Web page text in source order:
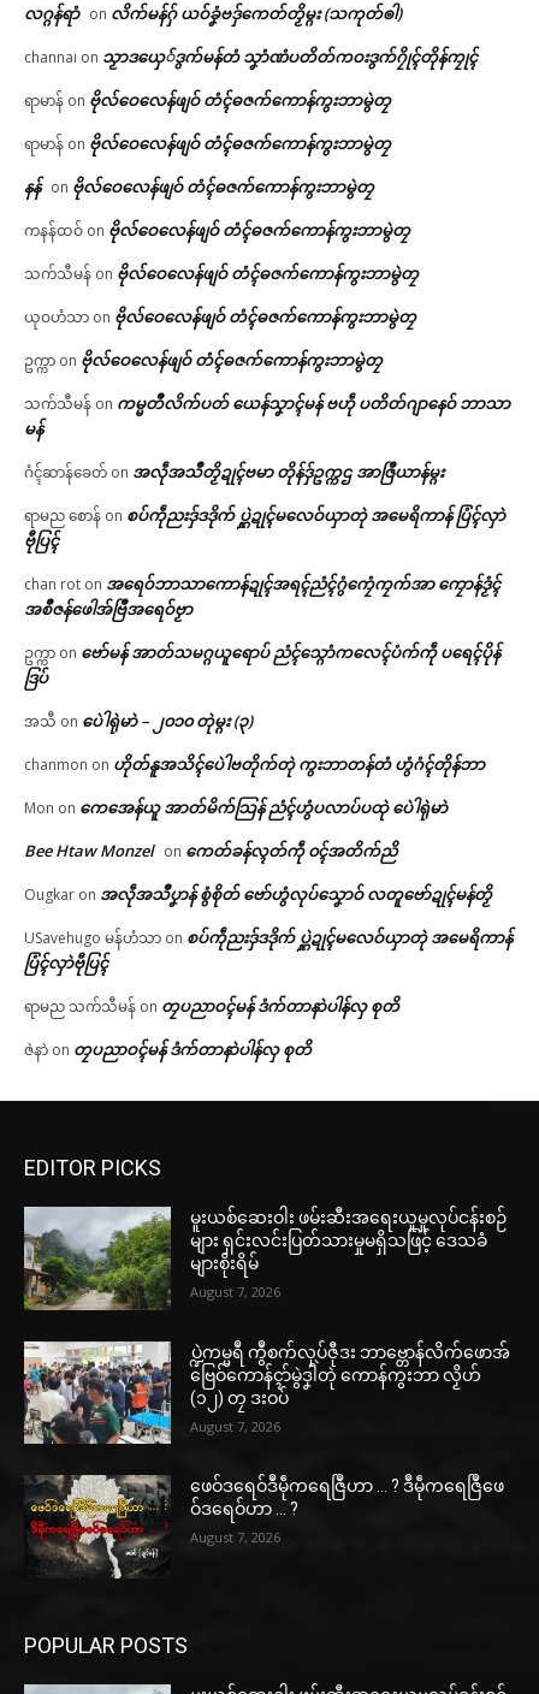
လဂ္ဂန်ရာံ on လိက်မန်ဂှ် ယဝ်ခၞံဗဒှ်ကေတ်တၟိမ္ဂး (သကုတ်ၜါ)
channai on သၟာဒယှေ်ဒွက်မန်တံ သၞာံဏံပတိတ်ကဝးဒွက်ဂၠိုၚ်တိုန်ကၠုၚ်
ရာမာန် on ဗိုလ်ဝေလေန်ဖျဝ် တံၚ်ဓဇက်ကောန်ကွးဘာမွဲတၠ
ရာမာန် on ဗိုလ်ဝေလေန်ဖျဝ် တံၚ်ဓဇက်ကောန်ကွးဘာမွဲတၠ
နန် on ဗိုလ်ဝေလေန်ဖျဝ် တံၚ်ဓဇက်ကောန်ကွးဘာမွဲတၠ
ကနန်ထဝ် on ဗိုလ်ဝေလေန်ဖျဝ် တံၚ်ဓဇက်ကောန်ကွးဘာမွဲတၠ
သက်သီမန် on ဗိုလ်ဝေလေန်ဖျဝ် တံၚ်ဓဇက်ကောန်ကွးဘာမွဲတၠ
ယုဝဟံသာ on ဗိုလ်ဝေလေန်ဖျဝ် တံၚ်ဓဇက်ကောန်ကွးဘာမွဲတၠ
ဥက္ကာ on ဗိုလ်ဝေလေန်ဖျဝ် တံၚ်ဓဇက်ကောန်ကွးဘာမွဲတၠ
သက်သီမန် on ကမ္မတဳလိက်ပတ် ယေန်သၞာၚ်မန် ဗဟဵု ပတိတ်ဂျာနေဝ် ဘာသာ
မန်
ဂံၚ်ဆာန်ခေတ် on အလဵုအသဳတၟိဍုၚ်ဗမာ တိုန်ဒှ်ဥက္ကဌ အာဇြဳယာန်မ္ဂး
ရာမည စောန် on စပ်ကဵုညးဒှ်ဒဒိုက် ပ္ဋဲဍုၚ်မလေဝ်ယှာတုဲ အမေရိကာန် ပြံၚ်လှာဲ
ဗီုပြၚ်
chan rot on အရေဝ်ဘာသာကောန်ဍုၚ်အရၚ်ညံၚ်ဂွံကၠေံကၠက်အာ ကၠောန်ဒၟံၚ်
အစဳဇန်ဖေါအ်ဗြဳအရေဝ်ဗၟာ
ဥက္ကာ on ဗော်မန် အာတ်သမဂ္ဂယူရောပ် ညံၚ်သ္ဂောံကလေၚ်ပံက်ကဵု ပရေၚ်ပိုန်
ဒြပ်
အသီ on ပေဲါရုဲမာဲ – ၂၀၁၀ တုဲမ္ဂး (၃)
chanmon on ဟိုတ်နူအသိၚ်ပေဲါဗတိုက်တုဲ ကွးဘာတန်တံ ဟွံဂံၚ်တိုန်ဘာ
Mon on ကေအေန်ယူ အာတ်မိက်သြန် ညံၚ်ဟွံပလာပ်ပထုဲ ပေဲါရုဲမာဲ
Bee Htaw Monzel on ကေတ်ခန်လ္ၚတ်ကဵု ၀ၚ်အတိက်ညိ
Ougkar on အလဵုအသဳပၞာန် စွံစိုတ် ဗော်ဟွံလုပ်သၞောဝ် လတူဗော်ဍုၚ်မန်တၟိ
USavehugo မန်ဟံသာ on စပ်ကဵုညးဒှ်ဒဒိုက် ပ္ဋဲဍုၚ်မလေဝ်ယှာတုဲ အမေရိကာန်
ပြံၚ်လှာဲဗီုပြၚ်
ရာမည သက်သီမန် on တၠပညာဝၚ်မန် ဒံက်တာနာဲပါန်လှ စုတိ
ဇဲနာဲ on တၠပညာဝၚ်မန် ဒံက်တာနာဲပါန်လှ စုတိ
EDITOR PICKS
မူးယစ်ဆေးဝါး ဖမ်းဆီးအရေးယူမှုလုပ်ငန်းစဉ်
များ ရှင်းလင်းပြတ်သားမှုမရှိသဖြင့် ဒေသခံ
များစိုးရိမ်
August 7, 2026
ပ္ဍဲကမ္မရဳ ကွဳစက်လုပ်ဇီုဒး ဘာဗ္တောန်လိက်ဖောအ်
ဗြေဝ်ကောန်ၚာ်မွဲဒၞါဲတုဲ ကောန်ကွးဘာ လၟိဟ်
(၁၂) တၠ ဒးဝပ်
August 7, 2026
ဖေဝ်ဒရေဝ်ဒဳမဵုကရေဇြဳဟာ … ? ဒဳမဵုကရေဇြဳဖေ
ဝ်ဒရေဝ်ဟာ … ?
August 7, 2026
POPULAR POSTS